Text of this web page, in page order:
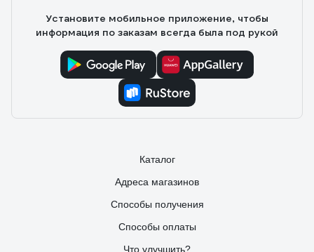
Установите мобильное приложение, чтобы
информация по заказам всегда была под рукой
Каталог
Адреса магазинов
Способы получения
Способы оплаты
Что улучшить?